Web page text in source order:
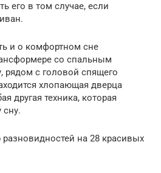
его в том случае, если
и о комфортном сне
со спальным
рядом с головой спящего
хлопающая дверца
другая техника, которая
на 28 красивых